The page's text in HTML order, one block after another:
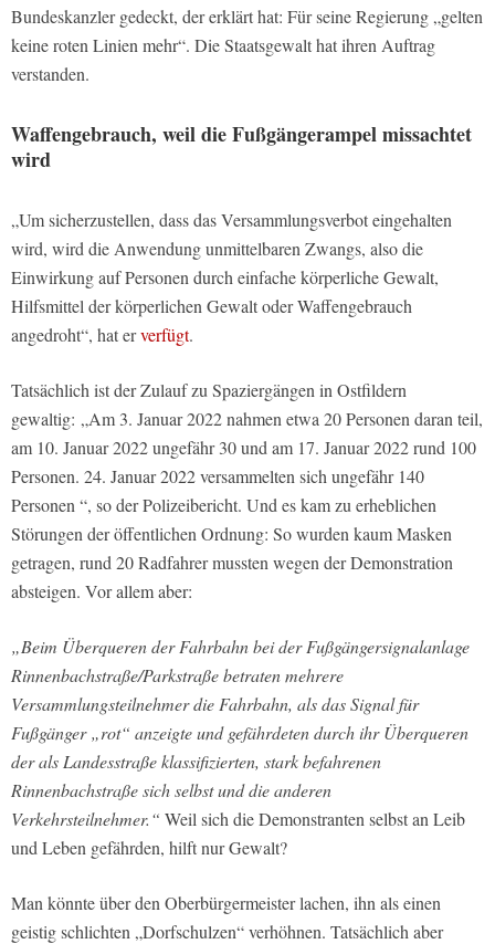
Bundeskanzler gedeckt, der erklärt hat: Für seine Regierung „gelten
keine roten Linien mehr“. Die Staatsgewalt hat ihren Auftrag
verstanden.
Waffengebrauch, weil die Fußgängerampel missachtet
wird
„Um sicherzustellen, dass das Versammlungsverbot eingehalten
wird, wird die Anwendung unmittelbaren Zwangs, also die
Einwirkung auf Personen durch einfache körperliche Gewalt,
Hilfsmittel der körperlichen Gewalt oder Waffengebrauch
angedroht“, hat erverfügt.
Tatsächlich ist der Zulauf zu Spaziergängen in Ostfildern
gewaltig: „Am 3. Januar 2022 nahmen etwa 20 Personen daran teil,
am 10. Januar 2022 ungefähr 30 und am 17. Januar 2022 rund 100
Personen. 24. Januar 2022 versammelten sich ungefähr 140
Personen “, so der Polizeibericht. Und es kam zu erheblichen
Störungen der öffentlichen Ordnung: So wurden kaum Masken
getragen, rund 20 Radfahrer mussten wegen der Demonstration
absteigen. Vor allem aber:
„Beim Überqueren der Fahrbahn bei der Fußgängersignalanlage
Rinnenbachstraße/Parkstraße betraten mehrere
Versammlungsteilnehmer die Fahrbahn, als das Signal für
Fußgänger „rot“ anzeigte und gefährdeten durch ihr Überqueren
der als Landesstraße klassifizierten, stark befahrenen
Rinnenbachstraße sich selbst und die anderen
Verkehrsteilnehmer.“ Weil sich die Demonstranten selbst an Leib
und Leben gefährden, hilft nur Gewalt?
Man könnte über den Oberbürgermeister lachen, ihn als einen
geistig schlichten „Dorfschulzen“ verhöhnen. Tatsächlich aber